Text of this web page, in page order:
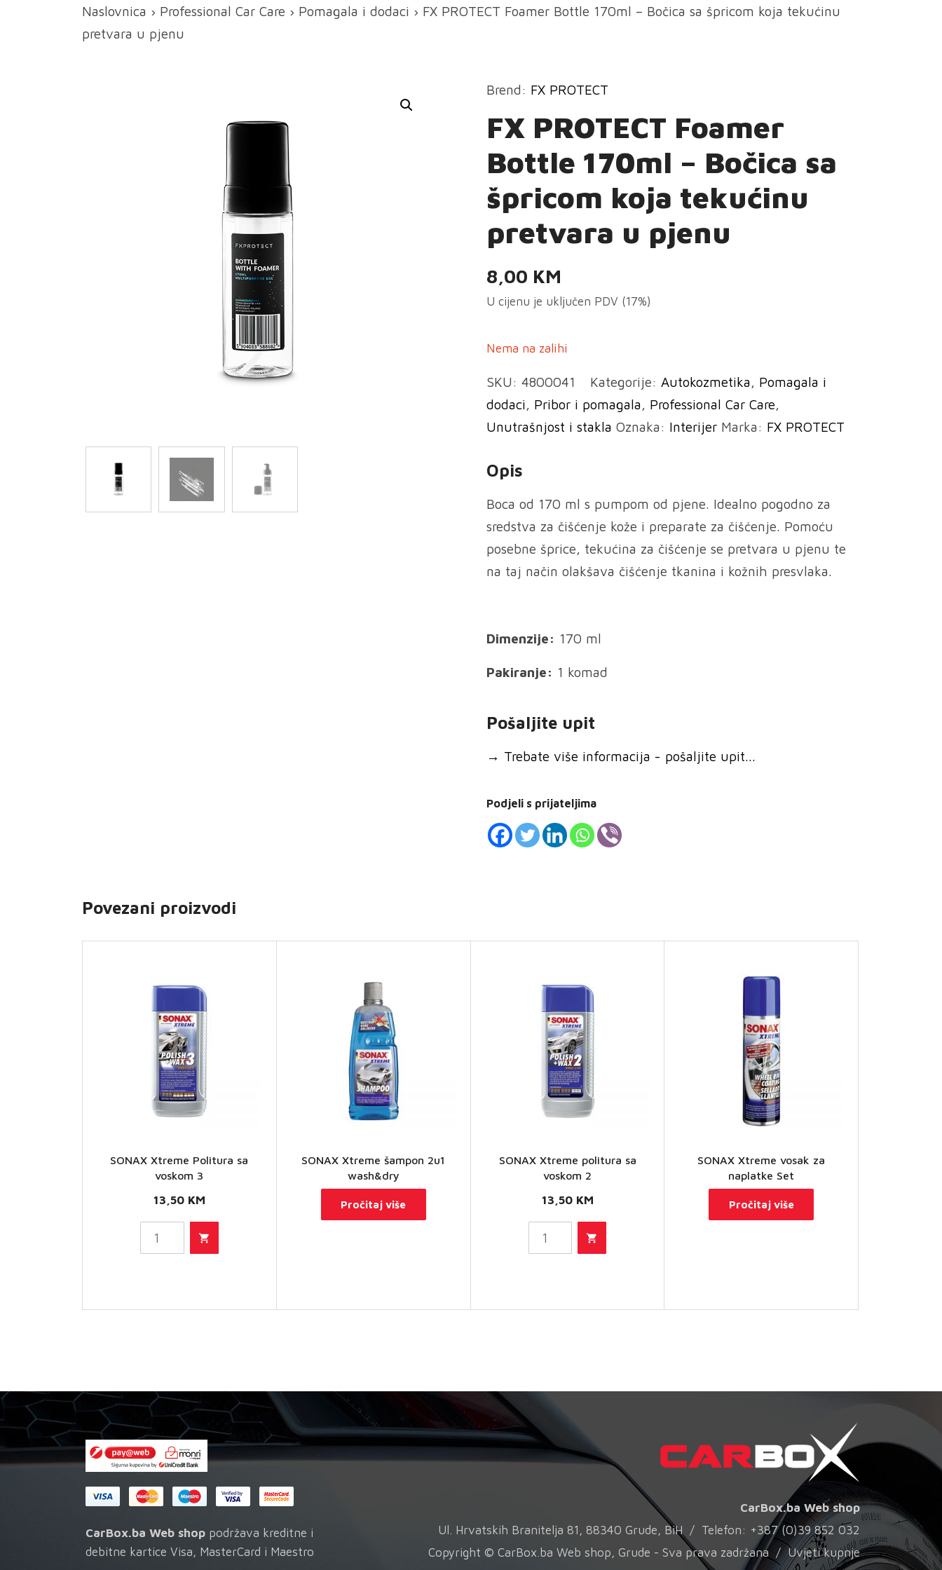
Naslovnica › Professional Car Care › Pomagala i dodaci › FX PROTECT Foamer Bottle 170ml – Bočica sa špricom koja tekućinu
pretvara u pjenu
Brend: FX PROTECT
FX PROTECT Foamer
Bottle 170ml – Bočica sa
špricom koja tekućinu
pretvara u pjenu
8,00 KM
U cijenu je uključen PDV (17%)
Nema na zalihi
SKU:4800041 Kategorije: Autokozmetika, Pomagala i
dodaci, Pribor i pomagala, Professional Car Care,
Unutrašnjost i stakla Oznaka: Interijer Marka: FX PROTECT
Opis
Boca od 170 ml s pumpom od pjene. Idealno pogodno za
sredstva za čišćenje kože i preparate za čišćenje. Pomoću
posebne šprice, tekućina za čišćenje se pretvara u pjenu te
na taj način olakšava čišćenje tkanina i kožnih presvlaka.
Dimenzije: 170 ml
Pakiranje: 1 komad
Pošaljite upit
→ Trebate više informacija - pošaljite upit...
Podjeli s prijateljima
Povezani proizvodi
SONAX Xtreme Politura sa
voskom 3
13,50 KM
SONAX
Xtreme
Politura
sa
voskom
SONAX Xtreme šampon 2u1
wash&dry
Pročitaj više
SONAX Xtreme politura sa
voskom 2
13,50 KM
SONAX
Xtreme
politura
sa
voskom
SONAX Xtreme vosak za
naplatke Set
Pročitaj više
CarBox.ba Web shop podržava kreditne i
debitne kartice Visa, MasterCard i Maestro
CarBox.ba Web shop
Ul. Hrvatskih Branitelja 81, 88340 Grude, BiH / Telefon: +387 (0)39 852 032
Copyright © CarBox.ba Web shop, Grude - Sva prava zadržana /Uvjeti kupnje